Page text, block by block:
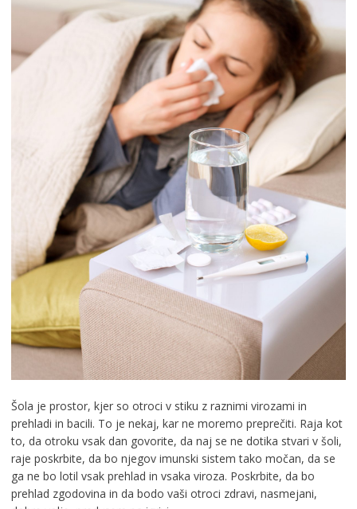
Šola je prostor, kjer so otroci v stiku z raznimi virozami in
prehladi in bacili. To je nekaj, kar ne moremo preprečiti. Raja kot
to, da otroku vsak dan govorite, da naj se ne dotika stvari v šoli,
raje poskrbite, da bo njegov imunski sistem tako močan, da se
ga ne bo lotil vsak prehlad in vsaka viroza. Poskrbite, da bo
prehlad zgodovina in da bodo vaši otroci zdravi, nasmejani,